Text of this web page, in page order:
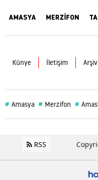
AMASYA MERZİFON
Künye İletişim Arşiv
# Amasya # Merzifon #
RSS